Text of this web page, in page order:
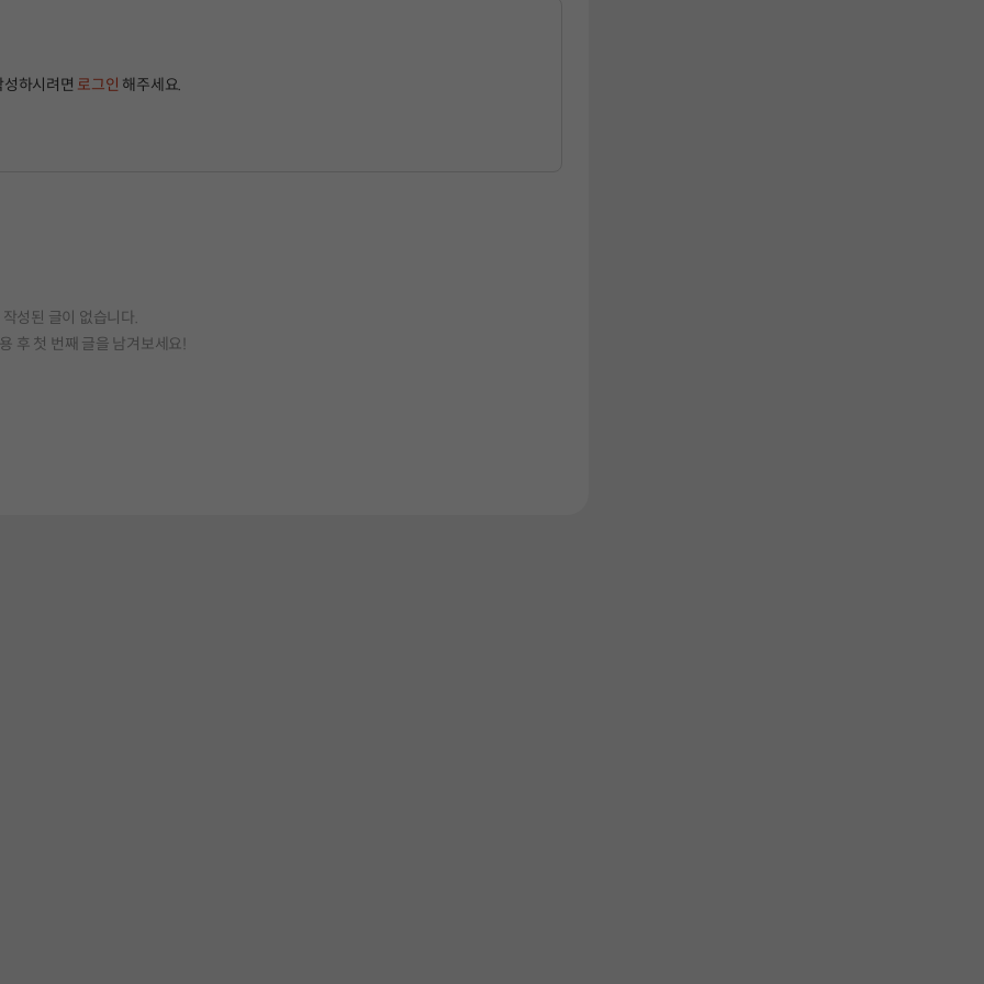
성하시려면 로그인 해주세요.
작성된 글이 없습니다.
후 첫 번째 글을 남겨보세요!